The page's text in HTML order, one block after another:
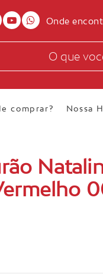
Onde
comprar? Nossa